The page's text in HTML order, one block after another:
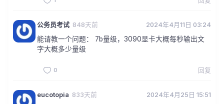
公务员考试 848天前 2024年4月11日 03:24
能请教一个问题： 7b量级，3090显卡大概每秒输出文
字大概多少量级
0 回复
eucotopia 833天前 2024年4月25日 15:51